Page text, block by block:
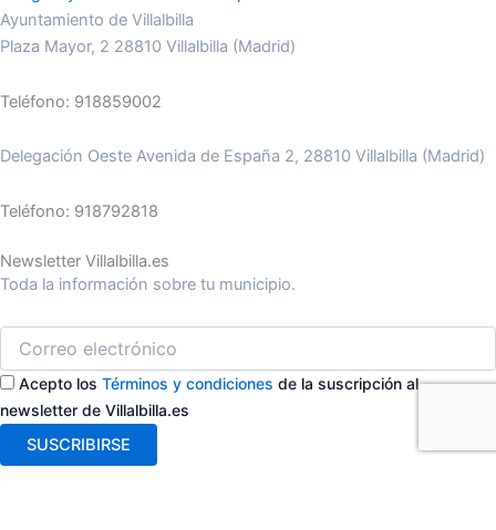
Ayuntamiento de Villalbilla
Plaza Mayor, 2 28810 Villalbilla (Madrid)
Teléfono: 918859002
Delegación Oeste Avenida de España 2, 28810 Villalbilla (Madrid)
Teléfono: 918792818
Newsletter Villalbilla.es
Toda la información sobre tu municipio.
Acepto los Términos y condiciones de la suscripción al
newsletter de Villalbilla.es
SUSCRIBIRSE